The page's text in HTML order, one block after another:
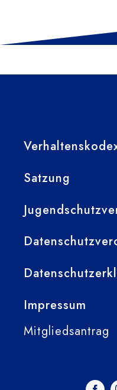
Satzung
Impressum
Mitgliedsantrag